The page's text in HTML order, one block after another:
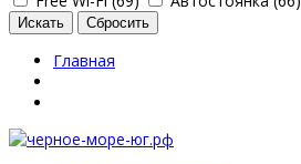
Главная